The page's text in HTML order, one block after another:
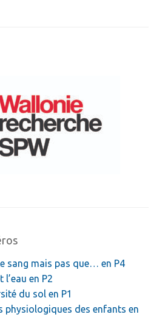
sang mais pas que… en P4
en P2
du sol en P1
physiologiques des enfants en